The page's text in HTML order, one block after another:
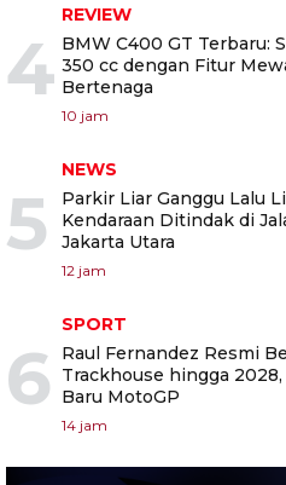
4
REVIEW
BMW C400 GT Terbaru:
350 cc dengan Fitur
Bertenaga
10 jam
5
NEWS
Parkir Liar Ganggu Lalu
Kendaraan Ditindak di
Jakarta Utara
12 jam
6
SPORT
Raul Fernandez Resmi
Trackhouse hingga 2028,
Baru MotoGP
14 jam